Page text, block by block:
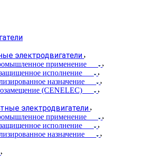
электродвигатели
применение
исполнение
назначение
(CENELEC)
электродвигатели
применение
исполнение
назначение